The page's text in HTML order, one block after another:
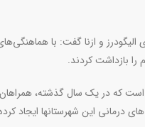
و ازنا گفت: با
را بازداشت کردند.
که در یک سال گذشته، همراهان
درمانی این شهرستانها ایجاد